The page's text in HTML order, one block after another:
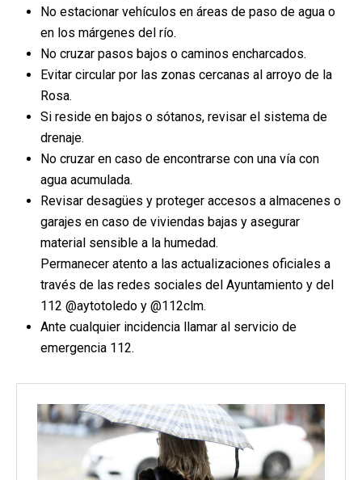
No estacionar vehículos en áreas de paso de agua o
en los márgenes del río.
No cruzar pasos bajos o caminos encharcados.
Evitar circular por las zonas cercanas al arroyo de la
Rosa.
Si reside en bajos o sótanos, revisar el sistema de
drenaje.
No cruzar en caso de encontrarse con una vía con
agua acumulada.
Revisar desagües y proteger accesos a almacenes o
garajes en caso de viviendas bajas y asegurar
material sensible a la humedad.
Permanecer atento a las actualizaciones oficiales a
través de las redes sociales del Ayuntamiento y del
112 @aytotoledo y @112clm.
Ante cualquier incidencia llamar al servicio de
emergencia 112.